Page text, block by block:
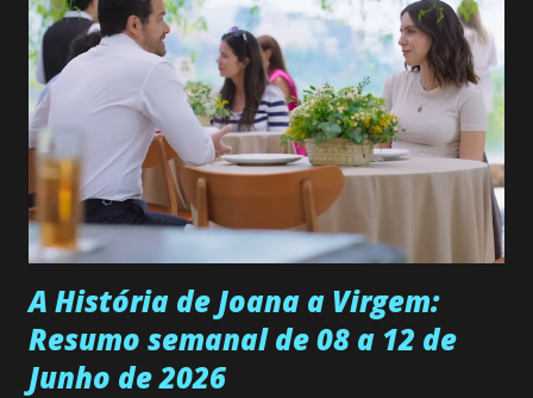
se aprimorar, trabalhando, estudando e se orgulhando de
ser a primeira mulher da família a ingressar na
universidade. Ela tem uma personalidade muito alegre, é
muito madura para a idade, determinada, criativa e
empática. Detesta injustiças e é uma ótima amiga. Pode ser
teimosa e muito persistente quando decide fazer algo.
Durante um exame ginecológico, ela é inseminada por eng...
A História de Joana a Virgem:
Resumo semanal de 08 a 12 de
Junho de 2026